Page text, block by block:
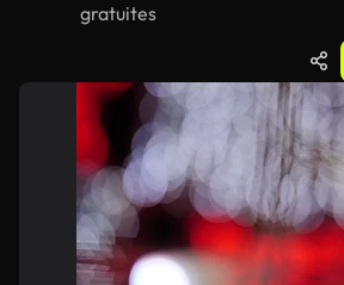
gratuites